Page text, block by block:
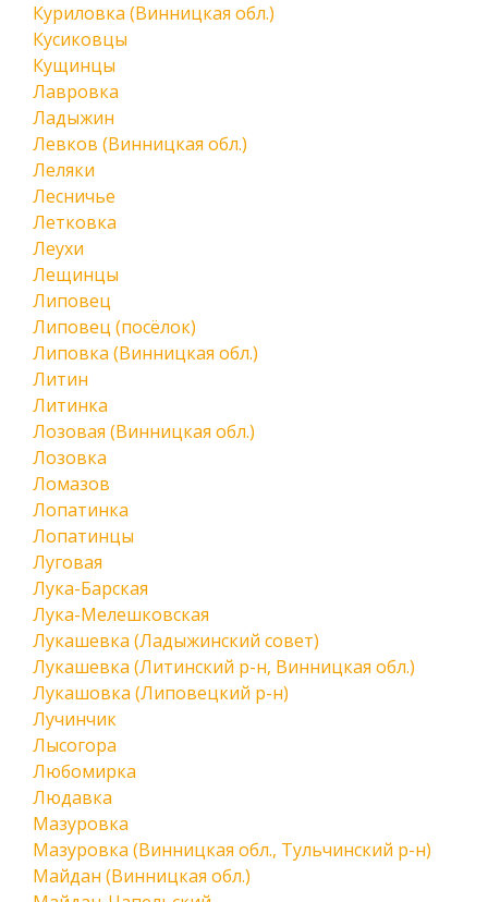
Куриловка (Винницкая обл.)
Кусиковцы
Кущинцы
Лавровка
Ладыжин
Левков (Винницкая обл.)
Леляки
Лесничье
Летковка
Леухи
Лещинцы
Липовец
Липовец (посёлок)
Липовка (Винницкая обл.)
Литин
Литинка
Лозовая (Винницкая обл.)
Лозовка
Ломазов
Лопатинка
Лопатинцы
Луговая
Лука-Барская
Лука-Мелешковская
Лукашевка (Ладыжинский совет)
Лукашевка (Литинский р-н, Винницкая обл.)
Лукашовка (Липовецкий р-н)
Лучинчик
Лысогора
Любомирка
Людавка
Мазуровка
Мазуровка (Винницкая обл., Тульчинский р-н)
Майдан (Винницкая обл.)